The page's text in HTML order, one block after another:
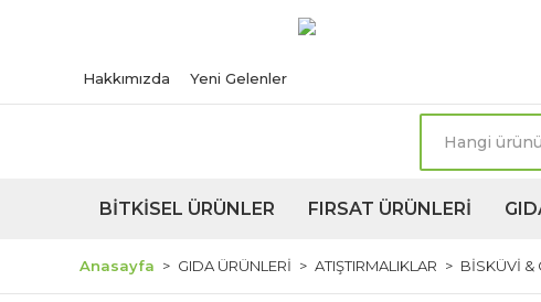
Hakkımızda Yeni Gelenler
BİTKİSEL ÜRÜNLER FIRSAT ÜRÜNLERİ
Anasayfa GIDA ÜRÜNLERİ ATIŞTIRMALIKLAR BİSKÜVİ &